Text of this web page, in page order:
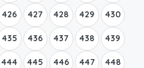
426 427 428 429 430
435 436 437 438 439
444 445 446 447 448